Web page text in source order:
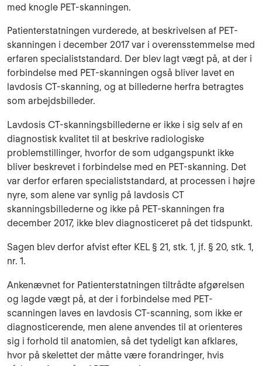
med knogle PET-skanningen.
Patienterstatningen vurderede, at beskrivelsen af PET-
skanningen i december 2017 var i overensstemmelse med
erfaren specialiststandard. Der blev lagt vægt på, at der i
forbindelse med PET-skanningen også bliver lavet en
lavdosis CT-skanning, og at billederne herfra betragtes
som arbejdsbilleder.
Lavdosis CT-skanningsbillederne er ikke i sig selv af en
diagnostisk kvalitet til at beskrive radiologiske
problemstillinger, hvorfor de som udgangspunkt ikke
bliver beskrevet i forbindelse med en PET-skanning. Det
var derfor erfaren specialiststandard, at processen i højre
nyre, som alene var synlig på lavdosis CT
skanningsbillederne og ikke på PET-skanningen fra
december 2017, ikke blev diagnosticeret på det tidspunkt.
Sagen blev derfor afvist efter KEL § 21, stk. 1, jf. § 20, stk. 1,
nr. 1.
Ankenævnet for Patienterstatningen tiltrådte afgørelsen
og lagde vægt på, at der i forbindelse med PET-
scanningen laves en lavdosis CT-scanning, som ikke er
diagnosticerende, men alene anvendes til at orienteres
sig i forhold til anatomien, så det tydeligt kan afklares,
hvor på skelettet der måtte være forandringer, hvis